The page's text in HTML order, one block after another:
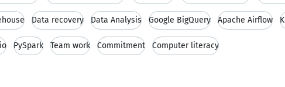
Data recovery Data Analysis Google BigQuery Apache Airflow
PySpark Team work Commitment Computer literacy